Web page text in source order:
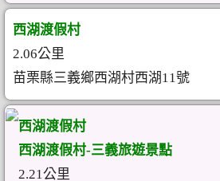
西湖渡假村
2.06公里
苗栗縣三義鄉西湖村西湖11號
西湖渡假村
西湖渡假村-三義旅遊景點
2.21公里